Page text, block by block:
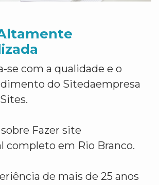
se com a qualidade e o
do Sitedaempresa
Fazer site
completo em Rio Branco.
de mais de 25 anos